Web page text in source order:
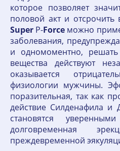
которое позволяет
половой акт и
Super P-Force можно
заболевания,
и одномоментно,
вещества действуют
оказывается
физиологии мужчины.
поразительная, так как
действие Силденафила и
становятся
долговременная
преждевременной